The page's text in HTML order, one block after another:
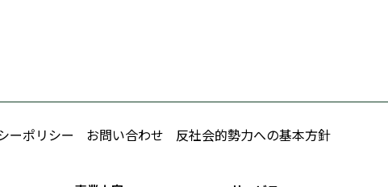
ーポリシー お問い合わせ 反社会的勢力への基本方針